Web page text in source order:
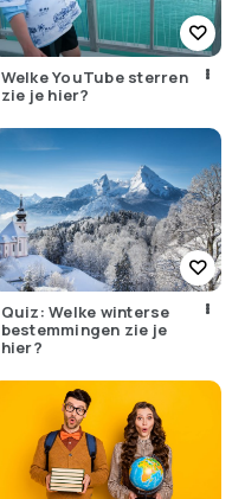
Welke YouTube sterren
zie je hier?
Quiz: Welke winterse
bestemmingen zie je
hier?